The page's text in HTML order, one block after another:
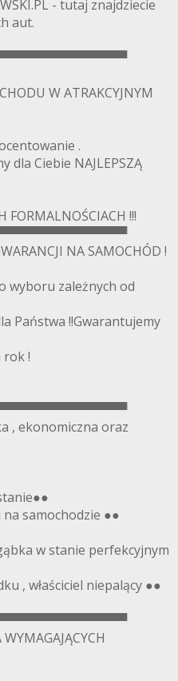
- tutaj znajdziecie
aut.
W ATRAKCYJNYM
.
dla Ciebie NAJLEPSZĄ
FORMALNOŚCIACH !!!
NA SAMOCHÓD !
wyboru zależnych od
Państwa !!Gwarantujemy
rok !
, ekonomiczna oraz
samochodzie ●●
w stanie perfekcyjnym
, właściciel niepalący ●●